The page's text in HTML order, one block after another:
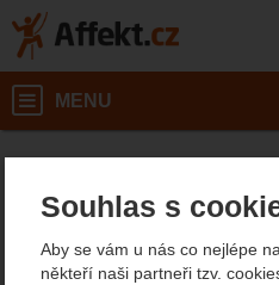
Souhlas s
Aby se vám u nás co nejlépe
někteří naši partneři tzv.
MENU
Therm-A-
Regular